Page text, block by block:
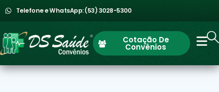
Telefone e WhatsApp: (53) 3028-5300
Cotação De
Convênios